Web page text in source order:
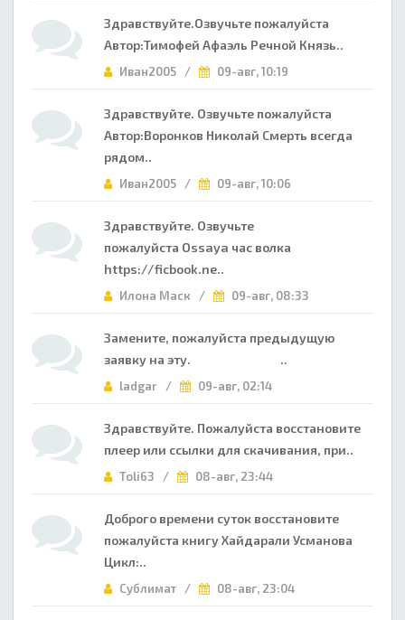
Здравствуйте.Озвучьте пожалуйста
Автор:Тимофей Афаэль Речной Князь..
Иван2005 / 09-авг, 10:19
Здравствуйте. Озвучьте пожалуйста
Автор:Воронков Николай Смерть всегда
рядом..
Иван2005 / 09-авг, 10:06
Здравствуйте. Озвучьте
пожалуйста Ossaya час волка
https://ficbook.ne..
Илона Маск / 09-авг, 08:33
Замените, пожалуйста предыдущую
заявку на эту. ..
ladgar / 09-авг, 02:14
Здравствуйте. Пожалуйста восстановите
плеер или ссылки для скачивания, при..
Toli63 / 08-авг, 23:44
Доброго времени суток восстановите
пожалуйста книгу Хайдарали Усманова
Цикл:..
Сублимат / 08-авг, 23:04